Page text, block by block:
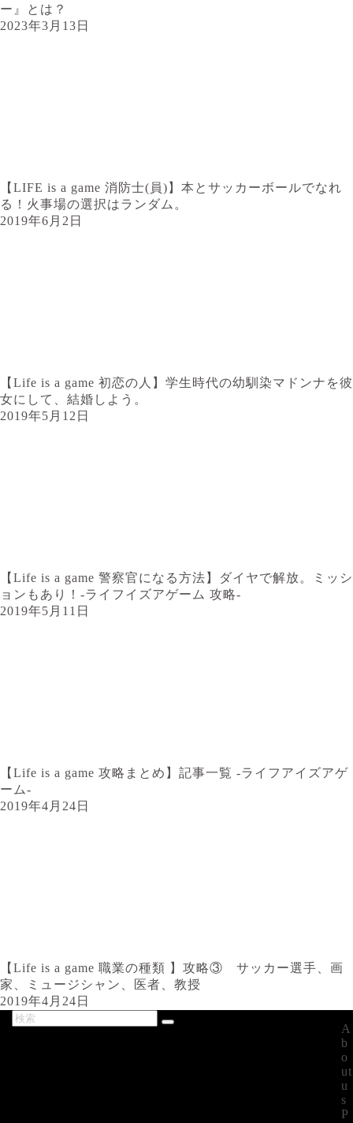
ー』とは？
2023年3月13日
【LIFE is a game 消防士(員)】本とサッカーボールでなれ
る！火事場の選択はランダム。
2019年6月2日
【Life is a game 初恋の人】学生時代の幼馴染マドンナを彼
女にして、結婚しよう。
2019年5月12日
【Life is a game 警察官になる方法】ダイヤで解放。ミッシ
ョンもあり！-ライフイズアゲーム 攻略-
2019年5月11日
【Life is a game 攻略まとめ】記事一覧 -ライフアイズアゲ
ーム-
2019年4月24日
【Life is a game 職業の種類 】攻略③ サッカー選手、画
家、ミュージシャン、医者、教授
2019年4月24日
A
b
o
ut
u
s
P